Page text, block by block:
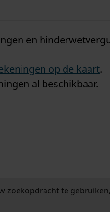
en
op de kaart.
al beschikbaar.
zoekopdracht te